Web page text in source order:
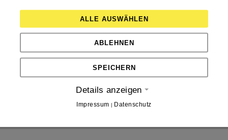
Team für den großartigen Einsatz sowie
in Hamburg ist garantiert!
ALLE AUSWÄHLEN
ABLEHNEN
SPEICHERN
Details anzeigen
Impressum | Datenschutz